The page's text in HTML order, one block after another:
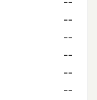
--
--
--
--
--